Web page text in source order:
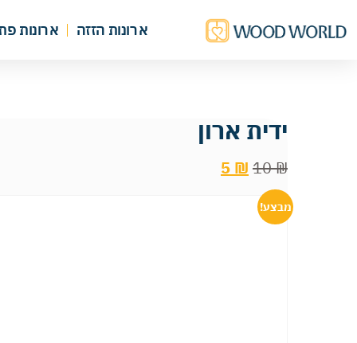
ארונות הזזה ארונות
ידית ארון
10₪
5 ₪
מבצע!